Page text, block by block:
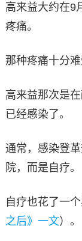
高来益大约在9
疼痛。
那种疼痛十分
高来益那次是
已经感染了。
通常，感染登
院，而是自疗。
自疗也花了一
之后》一文）。